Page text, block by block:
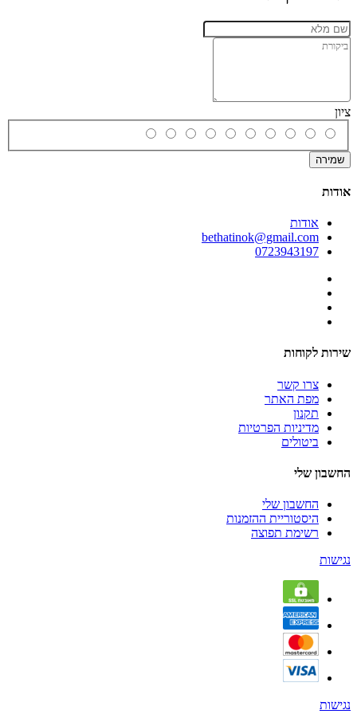
ציון
שמירה
אודות
אודות
bethatinok@gmail.com
0723943197
שירות לקוחות
צרו קשר
מפת האתר
תקנון
מדיניות הפרטיות
ביטולים
החשבון שלי
החשבון שלי
היסטוריית ההזמנות
רשימת תפוצה
נגישות
נגישות